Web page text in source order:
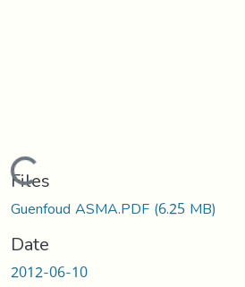
Loading...
Files
Guenfoud ASMA.PDF(6.25 MB)
Date
2012-06-10